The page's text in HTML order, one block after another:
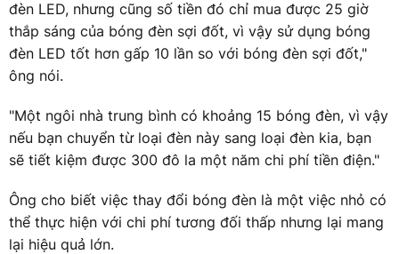
đèn LED, nhưng cũng số tiền đó chỉ mua được 25 giờ
thắp sáng của bóng đèn sợi đốt, vì vậy sử dụng bóng
đèn LED tốt hơn gấp 10 lần so với bóng đèn sợi đốt,"
ông nói.
"Một ngôi nhà trung bình có khoảng 15 bóng đèn, vì vậy
nếu bạn chuyển từ loại đèn này sang loại đèn kia, bạn
sẽ tiết kiệm được 300 đô la một năm chi phí tiền điện."
Ông cho biết việc thay đổi bóng đèn là một việc nhỏ có
thể thực hiện với chi phí tương đối thấp nhưng lại mang
lại hiệu quả lớn.